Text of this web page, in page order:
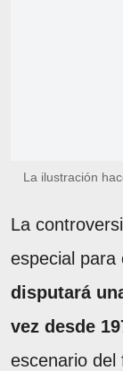
La ilustración
La
especial para
disputará
vez desde
escenario del